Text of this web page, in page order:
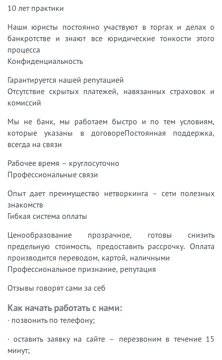
10 лет практики
Наши юристы постоянно участвуют в торгах и делах о
банкротстве и знают все юридические тонкости этого
процесса
Конфиденциальность
Гарантируется нашей репутацией
Отсутствие скрытых платежей, навязанных страховок и
комиссий
Мы не банк, мы работаем быстро и по тем условиям,
которые указаны в договореПостоянная поддержка,
всегда на связи
Рабочее время – круглосуточно
Профессиональные связи
Опыт дает преимущество нетворкинга – сети полезных
знакомств
Гибкая система оплаты
Ценообразование прозрачное, готовы снизить
предельную стоимость, предоставить рассрочку. Оплата
производится переводом, картой, наличными
Профессиональное признание, репутация
Отзывы говорят сами за себ
Как начать работать с нами:
· позвонить по телефону;
· оставить заявку на сайте – перезвоним в течение 15
минут;